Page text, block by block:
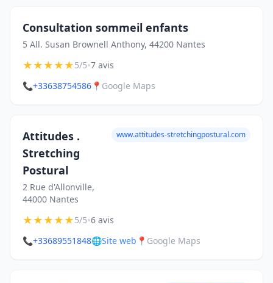
Consultation sommeil enfants
5 All. Susan Brownell Anthony, 44200 Nantes
★★★★★5/5•7 avis
📞+33638754586 📍 Google Maps
Attitudes .
Stretching
Postural
2 Rue d'Allonville,
44000 Nantes
www.attitudes-stretchingpostural.com
★★★★★5/5•6 avis
📞+33689551848🌐Site web 📍 Google Maps